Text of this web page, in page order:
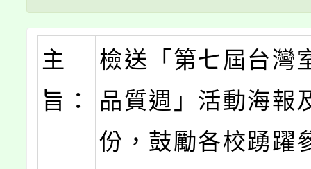
主
旨：
檢送「第七屆台灣
品質週」活動海報
份，鼓勵各校踴躍